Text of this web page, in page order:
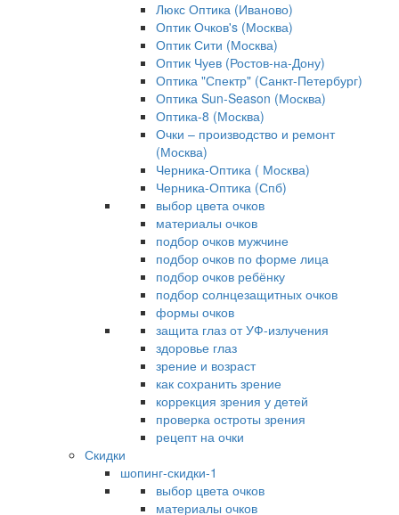
Люкс Оптика (Иваново)
Оптик Очков's (Москва)
Оптик Сити (Москва)
Оптик Чуев (Ростов-на-Дону)
Оптика "Спектр" (Санкт-Петербург)
Оптика Sun-Season (Москва)
Оптика-8 (Москва)
Очки – производство и ремонт
(Москва)
Черника-Оптика ( Москва)
Черника-Оптика (Спб)
выбор цвета очков
материалы очков
подбор очков мужчине
подбор очков по форме лица
подбор очков ребёнку
подбор солнцезащитных очков
формы очков
защита глаз от УФ-излучения
здоровье глаз
зрение и возраст
как сохранить зрение
коррекция зрения у детей
проверка остроты зрения
рецепт на очки
Скидки
шопинг-скидки-1
выбор цвета очков
материалы очков